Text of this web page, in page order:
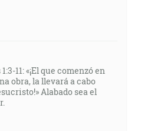
11: «¡El que comenzó en
obra, la llevará a cabo
Alabado sea el